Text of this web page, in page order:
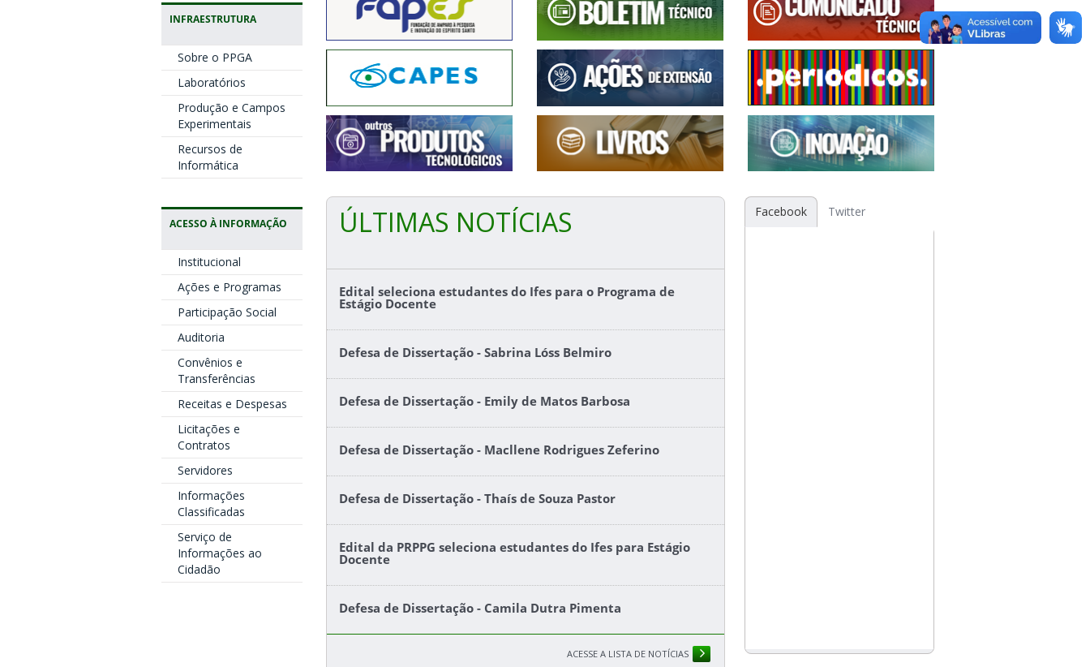
INFRAESTRUTURA
Sobre o PPGA
Laboratórios
Produção e Campos
Experimentais
Recursos de
Informática
ACESSO À INFORMAÇÃO
Institucional
Ações e Programas
Participação Social
Auditoria
Convênios e
Transferências
Receitas e Despesas
Licitações e
Contratos
Servidores
Informações
Classificadas
Serviço de
Informações ao
Cidadão
ÚLTIMAS NOTÍCIAS
Edital seleciona estudantes do Ifes para o Programa de
Estágio Docente
Defesa de Dissertação - Sabrina Lóss Belmiro
Defesa de Dissertação - Emily de Matos Barbosa
Defesa de Dissertação - Macllene Rodrigues Zeferino
Defesa de Dissertação - Thaís de Souza Pastor
Edital da PRPPG seleciona estudantes do Ifes para Estágio
Docente
Defesa de Dissertação - Camila Dutra Pimenta
ACESSE A LISTA DE NOTÍCIAS
Facebook Twitter